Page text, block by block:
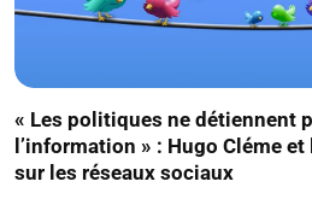
« Les politiques ne détiennent
l’information » : Hugo Cléme
sur les réseaux sociaux